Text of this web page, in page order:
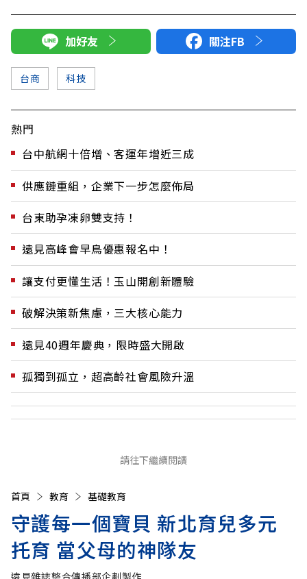
加好友 關注FB
台商 科技
熱門
台中航網十倍增、客運年增近三成
供應鏈重組，企業下一步怎麼佈局
台東助孕凍卵雙支持！
遠見高峰會早鳥優惠報名中！
讓支付更懂生活！玉山開創新體驗
破解決策新焦慮，三大核心能力
遠見40週年慶典，限時盛大開啟
孤獨到孤立，超高齡社會風險升溫
請往下繼續閱讀
首頁 教育 基礎教育
守護每一個寶貝 新北育兒多元
托育 當父母的神隊友